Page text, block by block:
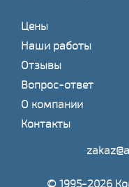
Цены
Наши работы
Отзывы
Вопрос-ответ
О компании
Контакты
© 1995-2026